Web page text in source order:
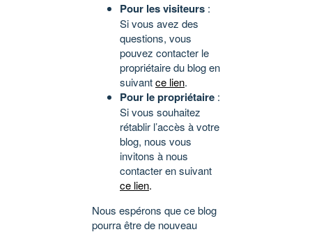
Pour les visiteurs :
Si vous avez des
questions, vous
pouvez contacter le
propriétaire du blog en
suivantce lien.
Pour le propriétaire :
Si vous souhaitez
rétablir l’accès à votre
blog, nous vous
invitons à nous
contacter en suivant
ce lien.
Nous espérons que ce blog
pourra être de nouveau